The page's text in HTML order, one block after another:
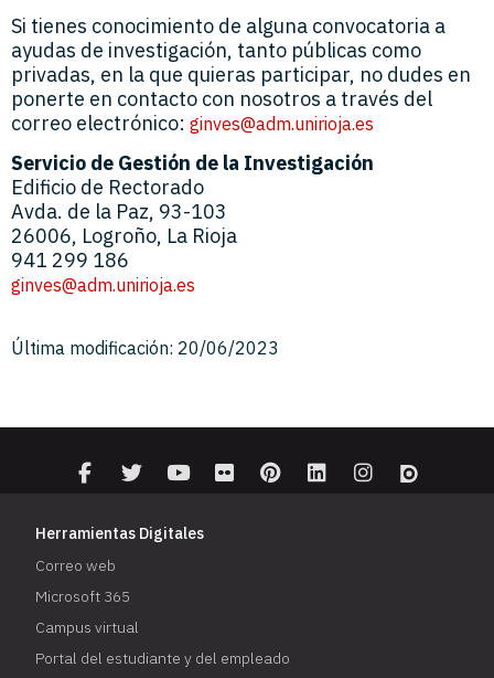
Si tienes conocimiento de alguna convocatoria a
ayudas de investigación, tanto públicas como
privadas, en la que quieras participar, no dudes en
ponerte en contacto con nosotros a través del
correo electrónico: ginves@adm.unirioja.es
Servicio de Gestión de la Investigación
Edificio de Rectorado
Avda. de la Paz, 93-103
26006, Logroño, La Rioja
941 299 186
ginves@adm.unirioja.es
Última modificación: 20/06/2023
Herramientas Digitales
Correo web
Microsoft 365
Campus virtual
Portal del estudiante y del empleado